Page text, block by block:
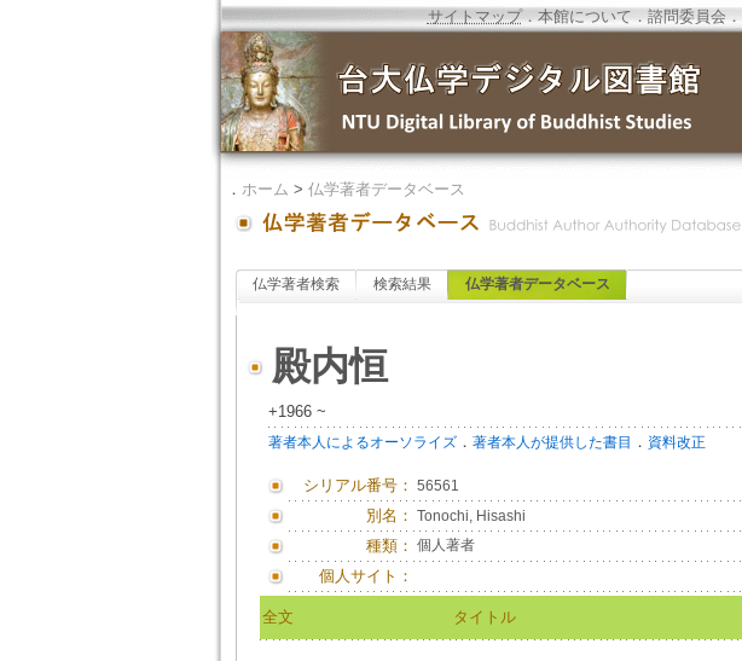
サイトマップ．本館について．諮問委員会．
． ホーム > 仏学著者データベース
仏学著者検索 検索結果 仏学著者データベース
殿内恒
+1966 ~
著者本人によるオーソライズ． 著者本人が提供した書目 ． 資料改正
シリアル番号： 56561
別名： Tonochi, Hisashi
種類： 個人著者
個人サイト：
全文 タイトル